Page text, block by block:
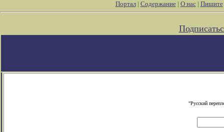
Портал| Содержание| О нас| Пишите
"Русский